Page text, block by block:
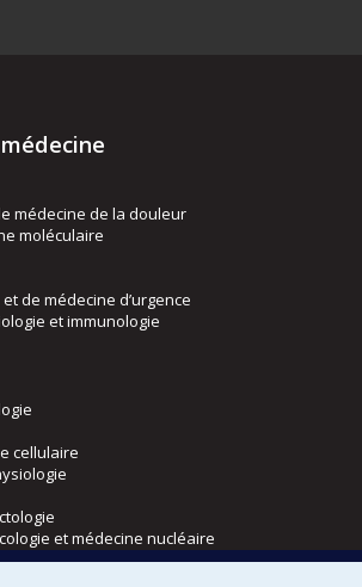
médecine de la douleur
moléculaire
de médecine d’urgence
et immunologie
cellulaire
et médecine nucléaire